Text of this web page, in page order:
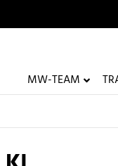
MW-TEAM